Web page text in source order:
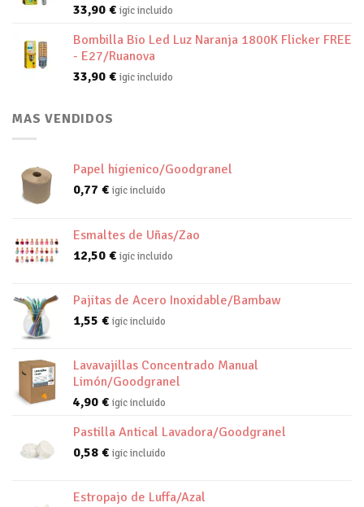
33,90 € igic incluido
Bombilla Bio Led Luz Naranja 1800K Flicker FREE
- E27/Ruanova
33,90 € igic incluido
MAS VENDIDOS
Papel higienico/Goodgranel
0,77 € igic incluido
Esmaltes de Uñas/Zao
12,50 € igic incluido
Pajitas de Acero Inoxidable/Bambaw
1,55 € igic incluido
Lavavajillas Concentrado Manual
Limón/Goodgranel
4,90 € igic incluido
Pastilla Antical Lavadora/Goodgranel
0,58 € igic incluido
Estropajo de Luffa/Azal